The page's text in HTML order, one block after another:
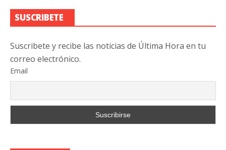
SUSCRIBETE
Suscribete y recibe las noticias de Última Hora en tu
correo electrónico.
Email